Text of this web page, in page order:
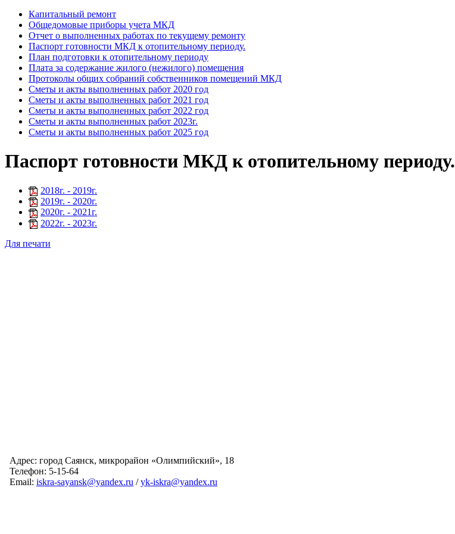
Капитальный ремонт
Общедомовые приборы учета МКД
Отчет о выполненных работах по текущему ремонту
Паспорт готовности МКД к отопительному периоду.
План подготовки к отопительному периоду
Плата за содержание жилого (нежилого) помещения
Протоколы общих собраний собственников помещений МКД
Сметы и акты выполненных работ 2020 год
Сметы и акты выполненных работ 2021 год
Сметы и акты выполненных работ 2022 год
Сметы и акты выполненных работ 2023г.
Сметы и акты выполненных работ 2025 год
Паспорт готовности МКД к отопительному периоду.
2018г. - 2019г.
2019г. - 2020г.
2020г. - 2021г.
2022г. - 2023г.
Для печати
Адрес: город Саянск, микрорайон «Олимпийский», 18
Телефон: 5-15-64
Email: iskra-sayansk@yandex.ru /yk-iskra@yandex.ru